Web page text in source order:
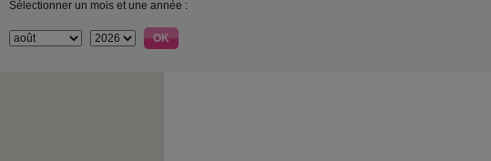
Sélectionner un mois et une année :